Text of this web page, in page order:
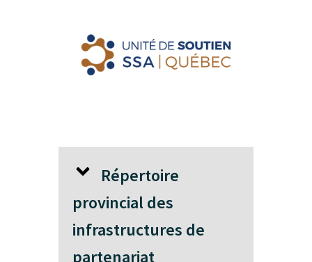
Répertoire
provincial des
infrastructures de
partenariat